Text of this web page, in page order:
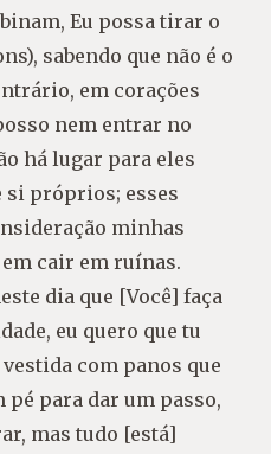
Eu possa tirar o
sabendo que não é o
em corações
nem entrar no
há lugar para eles
si próprios; esses
minhas
cair em ruínas.
dia que [Você] faça
eu quero que tu
com panos que
pé para dar um passo,
mas tudo [está]